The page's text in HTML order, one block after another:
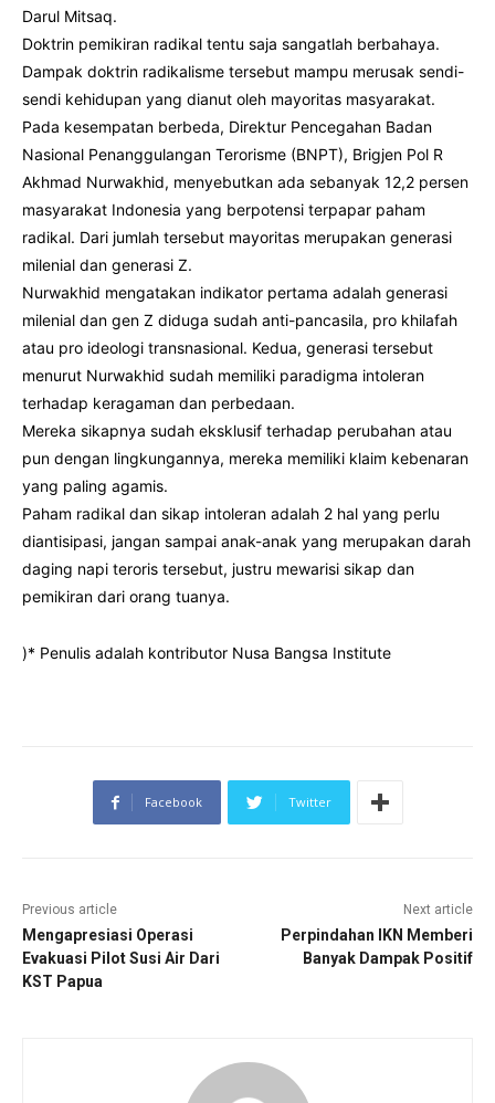
Darul Mitsaq.
Doktrin pemikiran radikal tentu saja sangatlah berbahaya.
Dampak doktrin radikalisme tersebut mampu merusak sendi-
sendi kehidupan yang dianut oleh mayoritas masyarakat.
Pada kesempatan berbeda, Direktur Pencegahan Badan
Nasional Penanggulangan Terorisme (BNPT), Brigjen Pol R
Akhmad Nurwakhid, menyebutkan ada sebanyak 12,2 persen
masyarakat Indonesia yang berpotensi terpapar paham
radikal. Dari jumlah tersebut mayoritas merupakan generasi
milenial dan generasi Z.
Nurwakhid mengatakan indikator pertama adalah generasi
milenial dan gen Z diduga sudah anti-pancasila, pro khilafah
atau pro ideologi transnasional. Kedua, generasi tersebut
menurut Nurwakhid sudah memiliki paradigma intoleran
terhadap keragaman dan perbedaan.
Mereka sikapnya sudah eksklusif terhadap perubahan atau
pun dengan lingkungannya, mereka memiliki klaim kebenaran
yang paling agamis.
Paham radikal dan sikap intoleran adalah 2 hal yang perlu
diantisipasi, jangan sampai anak-anak yang merupakan darah
daging napi teroris tersebut, justru mewarisi sikap dan
pemikiran dari orang tuanya.
)* Penulis adalah kontributor Nusa Bangsa Institute
Facebook Twitter
Previous article
Mengapresiasi Operasi
Evakuasi Pilot Susi Air Dari
KST Papua
Next article
Perpindahan IKN Memberi
Banyak Dampak Positif